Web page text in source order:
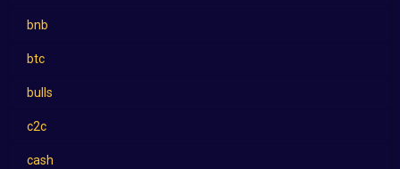
bnb
btc
bulls
c2c
cash